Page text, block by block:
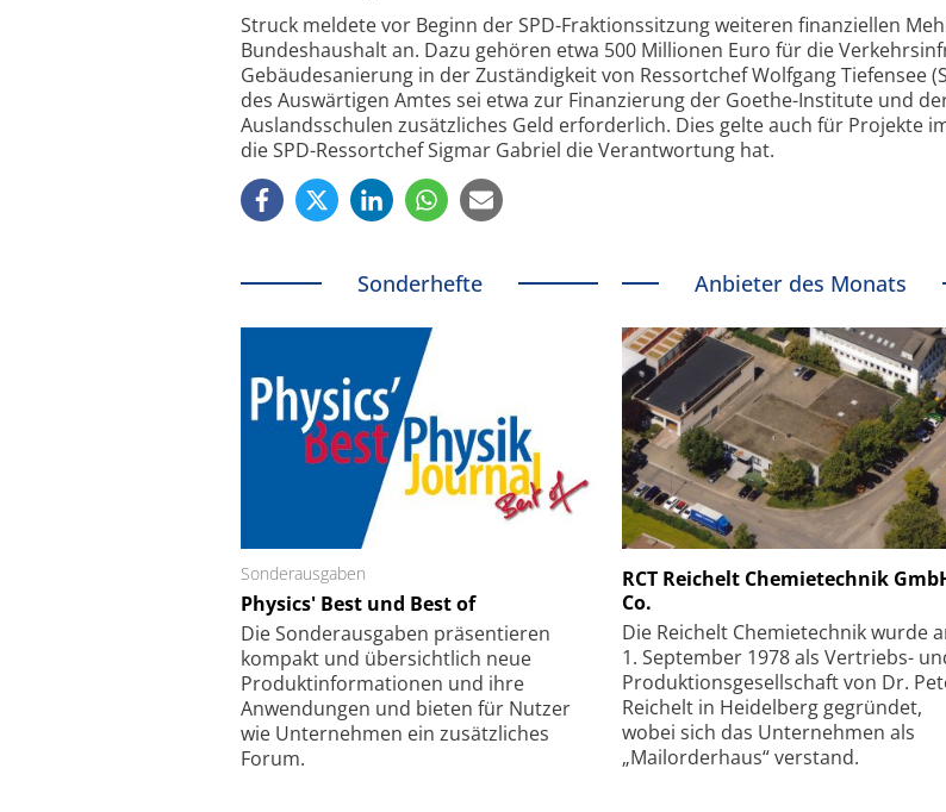
Struck meldete vor Beginn der SPD-Fraktionssitzung weiteren finanziellen
Bundeshaushalt an. Dazu gehören etwa 500 Millionen Euro für die
Gebäudesanierung in der Zuständigkeit von Ressortchef Wolfgang Tiefensee
des Auswärtigen Amtes sei etwa zur Finanzierung der Goethe-Institute und
Auslandsschulen zusätzliches Geld erforderlich. Dies gelte auch für Projekte
die SPD-Ressortchef Sigmar Gabriel die Verantwortung hat.
Sonderhefte
Sonderausgaben
Physics' Best und Best of
Die Sonder­ausgaben präsentieren
kompakt und übersichtlich neue
Produkt­informationen und ihre
Anwendungen und bieten für Nutzer
wie Unternehmen ein zusätzliches
Forum.
Anbieter des Monats
RCT Reichelt Chemietechnik
Co.
Die Reichelt Chemietechnik wurde
1. September 1978 als Vertriebs-
Produktionsgesellschaft von Dr.
Reichelt in Heidelberg gegründet,
wobei sich das Unternehmen als
„Mailorderhaus“ verstand.
Faserkoppler mit Super-
Feinfokussierungsmechanismus
SmarAct GmbH
kleinstem Raum